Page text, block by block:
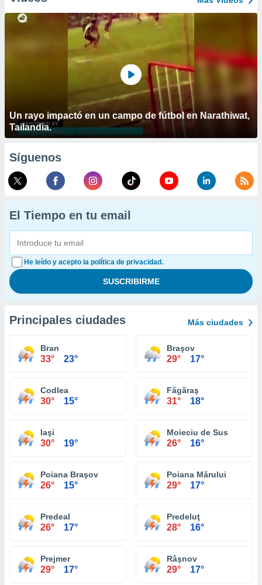
Un rayo impactó en un campo de fútbol en Narathiwat,
Tailandia.
Síguenos
El Tiempo en tu email
He leído y acepto la política de privacidad.
Principales ciudades Más ciudades
Bran
33° 23°
Braşov
29° 17°
Codlea
30° 15°
Făgăraş
31° 18°
Iaşi
30° 19°
Moieciu de Sus
26° 16°
Poiana Braşov
26° 15°
Poiana Mărului
29° 17°
Predeal
26° 17°
Predeluţ
28° 16°
Prejmer
29° 17°
Râşnov
29° 17°